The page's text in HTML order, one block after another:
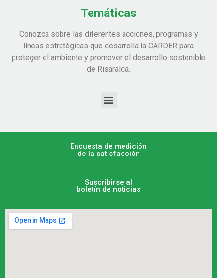
Temáticas
Conozca sobre las diferentes acciones, programas y
líneas estratégicas que desarrolla la CARDER para
proteger el ambiente y promover el desarrollo sostenible
de Risaralda.
Encuesta de medición
de la satisfacción
Suscribirse al
boletín de noticias